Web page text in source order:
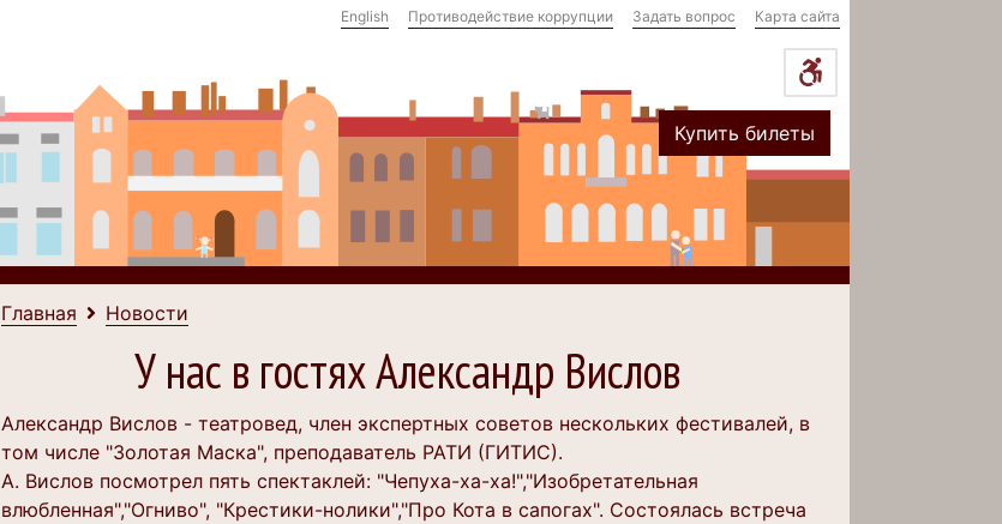
Купить билеты
English Противодействие коррупции Задать вопрос Карта сайта
Главная Новости
У нас в гостях Александр Вислов
Александр Вислов - театровед, член экспертных советов нескольких фестивалей, в
том числе "Золотая Маска", преподаватель РАТИ (ГИТИС).
А. Вислов посмотрел пять спектаклей: "Чепуха-ха-ха!","Изобретательная
влюбленная","Огниво", "Крестики-нолики","Про Кота в сапогах". Состоялась встреча